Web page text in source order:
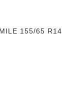
155/65 R14